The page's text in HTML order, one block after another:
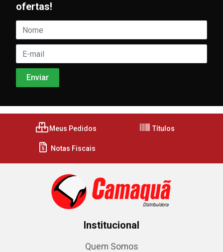
ofertas!
Meus Pedidos Títulos
Notas Fiscais
Institucional
Quem Somos